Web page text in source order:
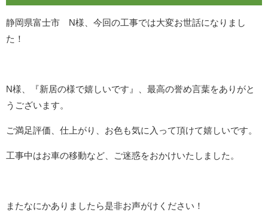
静岡県富士市 N様、今回の工事では大変お世話になりまし
た！
N様、『新居の様で嬉しいです』、最高の誉め言葉をありがと
うございます。
ご満足評価、仕上がり、お色も気に入って頂けて嬉しいです。
工事中はお車の移動など、ご迷惑をおかけいたしました。
またなにかありましたら是非お声がけください！